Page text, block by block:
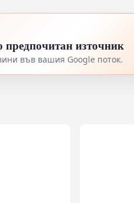
предпочитан източник
във вашия Google поток.